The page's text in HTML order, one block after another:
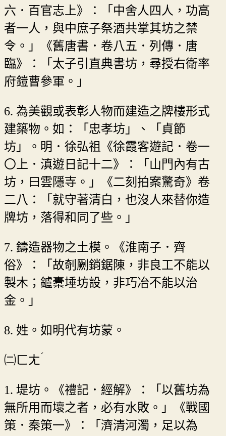
六．百官志上》：「中舍人四人，功高
者一人，與中庶子祭酒共掌其坊之禁
令。」《舊唐書．卷八五．列傳．唐
臨》：「太子引直典書坊，尋授右衛率
府鎧曹參軍。」
6. 為美觀或表彰人物而建造之牌樓形式
建築物。如：「忠孝坊」、「貞節
坊」。明．徐弘祖《徐霞客遊記．卷一
〇上．滇遊日記十二》：「山門內有古
坊，曰雲隱寺。」《二刻拍案驚奇》卷
二八：「就守著清白，也沒人來替你造
牌坊，落得和同了些。」
7. 鑄造器物之土模。《淮南子．齊
俗》：「故剞劂銷鋸陳，非良工不能以
製木；鑪橐埵坊設，非巧冶不能以治
金。」
8. 姓。如明代有坊蒙。
㈡ㄈㄤˊ
1. 堤坊。《禮記．經解》：「以舊坊為
無所用而壞之者，必有水敗。」《戰國
策．秦策一》：「濟清河濁，足以為